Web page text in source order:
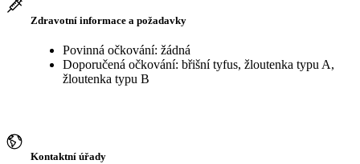
Zdravotní informace a požadavky
Povinná očkování: žádná
Doporučená očkování: břišní tyfus, žloutenka typu A,
žloutenka typu B
Kontaktní úřady